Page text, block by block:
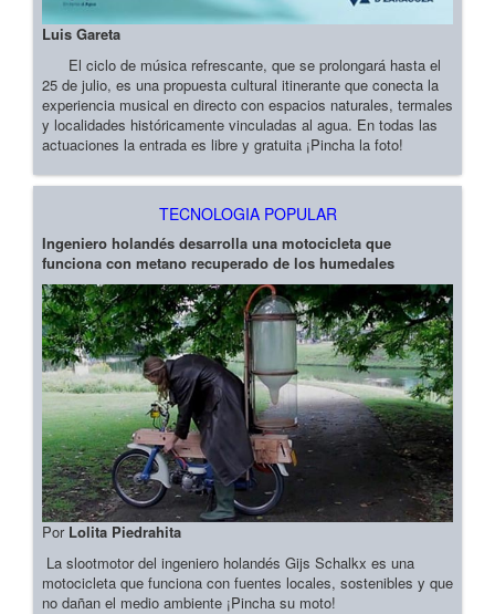
Luis Gareta
El ciclo de música refrescante, que se prolongará hasta el
25 de julio, es una propuesta cultural itinerante que conecta la
experiencia musical en directo con espacios naturales, termales
y localidades históricamente vinculadas al agua. En todas las
actuaciones la entrada es libre y gratuita ¡Pincha la foto!
TECNOLOGIA POPULAR
Ingeniero holandés desarrolla una motocicleta que
funciona con metano recuperado de los humedales
Por Lolita Piedrahita
La slootmotor del ingeniero holandés Gijs Schalkx es una
motocicleta que funciona con fuentes locales, sostenibles y que
no dañan el medio ambiente ¡Pincha su moto!